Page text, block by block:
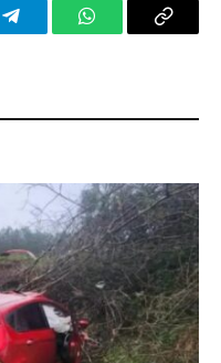
TelegramWhatsAppCopy